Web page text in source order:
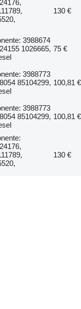
130 €
3988674
1026665, 75 €
3988773
85104299, 100,81 €
3988773
85104299, 100,81 €
130 €